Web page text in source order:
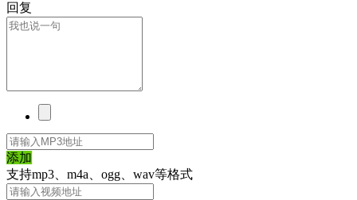
回复
添加
支持mp3、m4a、ogg、wav等格式